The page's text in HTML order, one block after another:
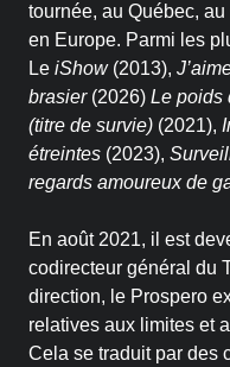
Équipe et
Votre
On en
médias
Votre
tournée, au Québec,
en Europe. Parmi les
LeiShow(2013),
brasier(2026)Le poids
(titre de survie) (2021),
étreintes (2023),
regards amoureux de
En août 2021, il est
codirecteur général du
direction, le Prospero
relatives aux limites et
Cela se traduit par des